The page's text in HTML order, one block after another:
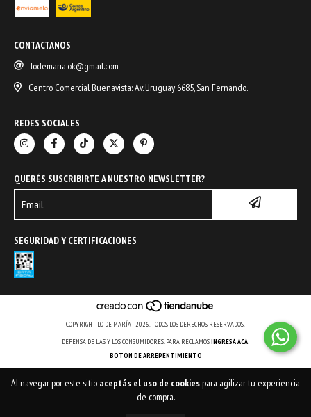
Al navegar por este sitio aceptás el uso de cookiespara agilizar tu experiencia
de compra.
CONTACTANOS
lodemaria.ok@gmail.com
Centro Comercial Buenavista: Av. Uruguay 6685, San Fernando.
REDES SOCIALES
QUERÉS SUSCRIBIRTE A NUESTRO NEWSLETTER?
SEGURIDAD Y CERTIFICACIONES
COPYRIGHT LO DE MARÍA - 2026. TODOS LOS DERECHOS RESERVADOS.
DEFENSA DE LAS Y LOS CONSUMIDORES. PARA RECLAMOSINGRESÁ ACÁ.
BOTÓN DE ARREPENTIMIENTO